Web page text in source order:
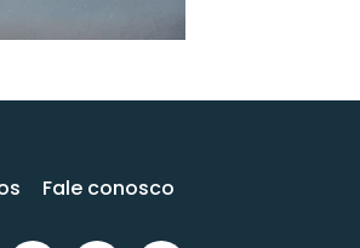
Fale conosco